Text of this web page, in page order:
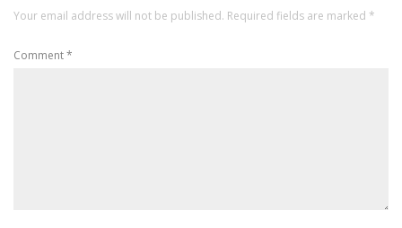
Your email address will not be published. Required fields are marked *
Comment*